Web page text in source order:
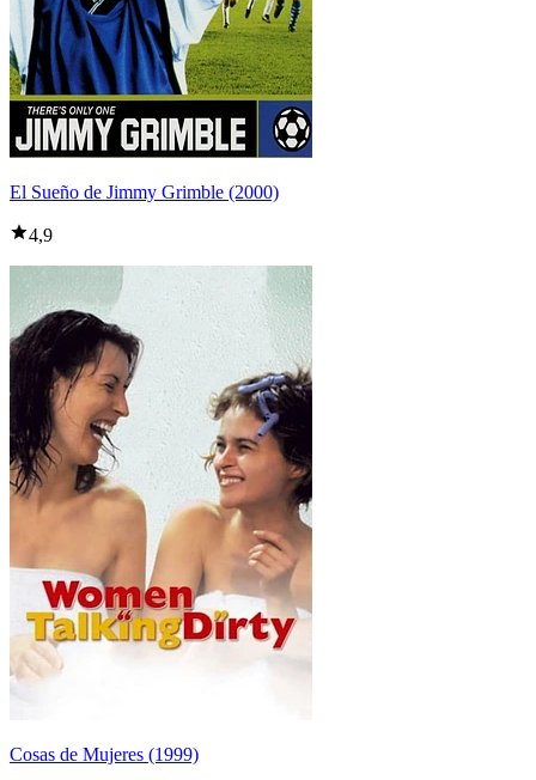
El Sueño de Jimmy Grimble (2000)
4,9
Cosas de Mujeres (1999)